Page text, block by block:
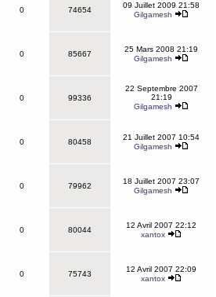
0 74654
09 Juillet 2009 21:58
Gilgamesh
0 85667
25 Mars 2008 21:19
Gilgamesh
0 99336
22 Septembre 2007
21:19
Gilgamesh
0 80458
21 Juillet 2007 10:54
Gilgamesh
0 79962
18 Juillet 2007 23:07
Gilgamesh
0 80044
12 Avril 2007 22:12
xantox
0 75743
12 Avril 2007 22:09
xantox